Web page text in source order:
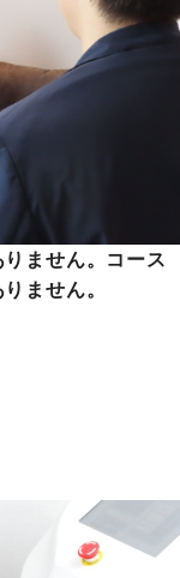
ません。コース
ません。